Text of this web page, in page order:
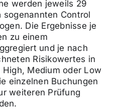
werden jeweils 29
sogenannten Control
Die Ergebnisse je
zu einem
und je nach
Risikowertes in
Medium oder Low
einzelnen Buchungen
weiteren Prüfung